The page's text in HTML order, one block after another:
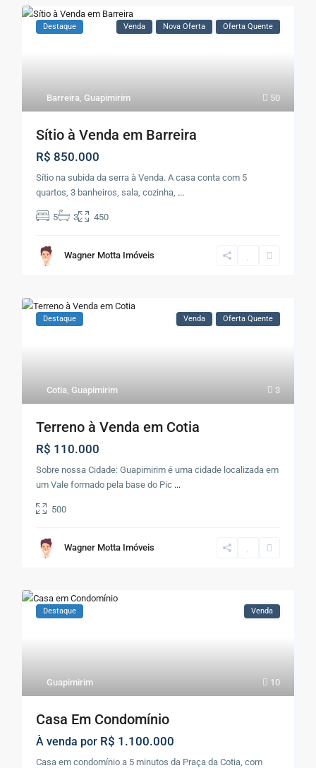
50
Barreira, Guapimirim
Destaque Venda Nova Oferta Oferta Quente
Sítio à Venda em Barreira
R$ 850.000
Sítio na subida da serra à Venda. A casa conta com 5
quartos, 3 banheiros, sala, cozinha, ...
5 3 450
Wagner Motta Imóveis
3
Cotia, Guapimirim
Destaque Venda Oferta Quente
Terreno à Venda em Cotia
R$ 110.000
Sobre nossa Cidade: Guapimirim é uma cidade localizada em
um Vale formado pela base do Pic ...
500
Wagner Motta Imóveis
10
Guapimirim
Destaque Venda
Casa Em Condomínio
À venda por R$ 1.100.000
Casa em condomínio a 5 minutos da Praça da Cotia, com